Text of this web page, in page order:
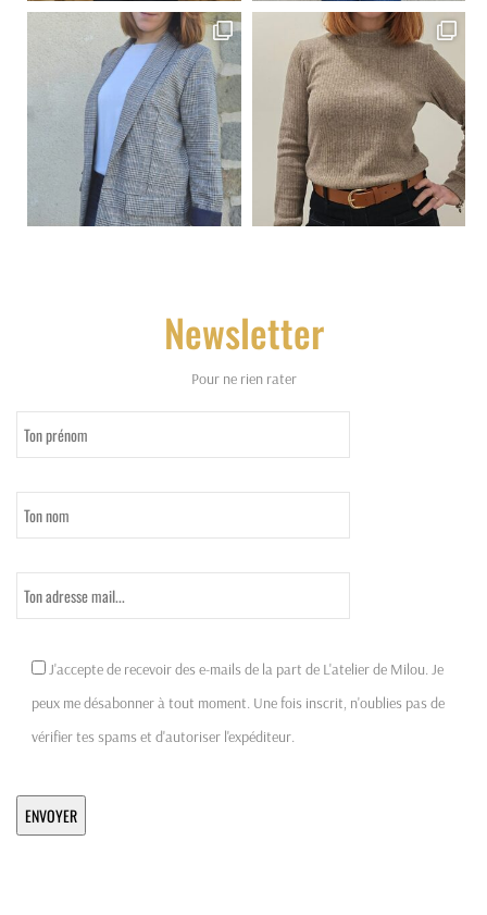
Newsletter
Pour ne rien rater
J'accepte de recevoir des e-mails de la part de L'atelier de Milou. Je
peux me désabonner à tout moment. Une fois inscrit, n'oublies pas de
vérifier tes spams et d'autoriser l'expéditeur.